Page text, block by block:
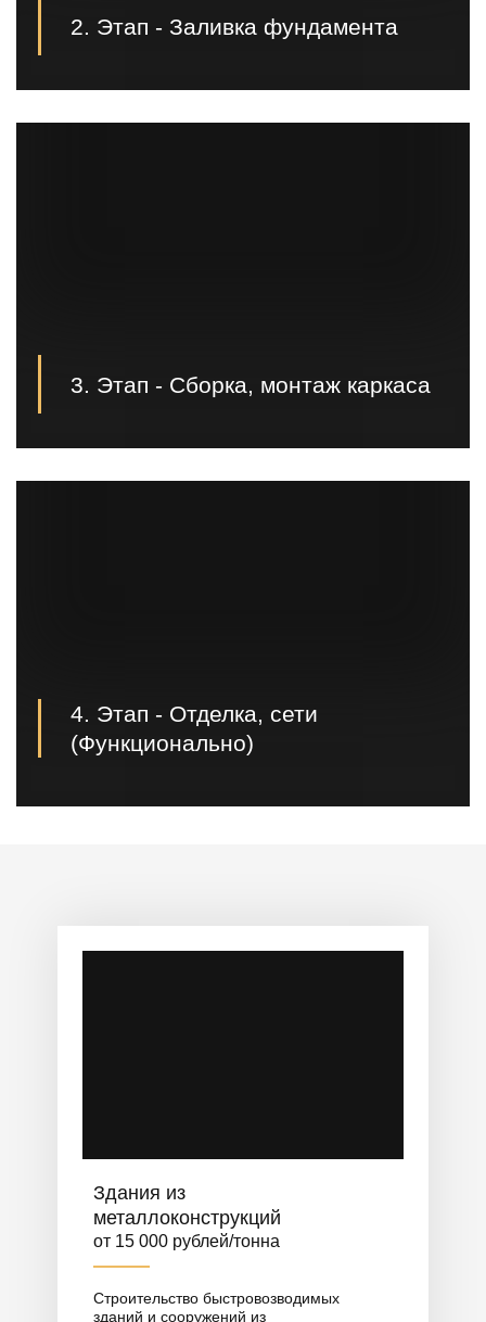
2. Этап - Заливка фундамента
3. Этап - Сборка, монтаж каркаса
4. Этап - Отделка, сети
(Функционально)
Здания из
металлоконструкций
от 15 000 рублей/тонна
Строительство быстровозводимых
зданий и сооружений из